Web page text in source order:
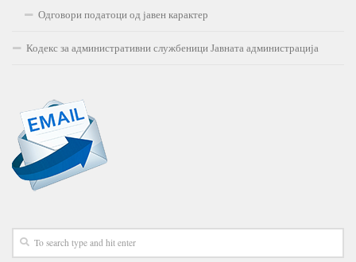
Одговори податоци од јавен карактер
Кодекс за административни службеници Јавната администрација